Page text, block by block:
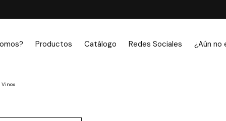
Productos Catálogo Redes Sociales ¿Aún no
Vinox